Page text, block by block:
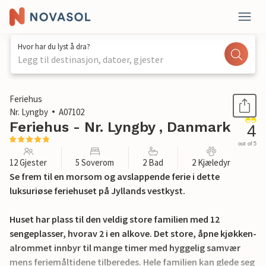
Hvor har du lyst å dra?
Legg til destinasjon, datoer, gjester
1 / 26
Feriehus
Nr. Lyngby
A07102
Feriehus - Nr. Lyngby , Danmark 4
out of 5
12 Gjester 5 Soverom 2 Bad 2 Kjæledyr
Se frem til en morsom og avslappende ferie i dette
luksuriøse feriehuset på Jyllands vestkyst.
Huset har plass til den veldig store familien med 12
sengeplasser, hvorav 2 i en alkove. Det store, åpne kjøkken-
alrommet innbyr til mange timer med hyggelig samvær
mens feriemåltidene tilberedes. Hele familien kan glede seg